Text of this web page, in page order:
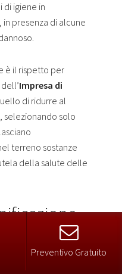
di igiene in
presenza di alcune
è il rispetto per
Impresa di
di ridurre al
selezionando solo
terreno sostanze
della salute delle
Preventivo Gratuito